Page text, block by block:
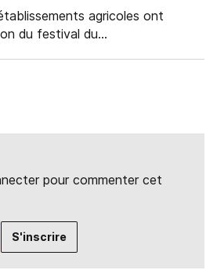
agricoles ont
du festival du...
pour commenter cet
S'inscrire